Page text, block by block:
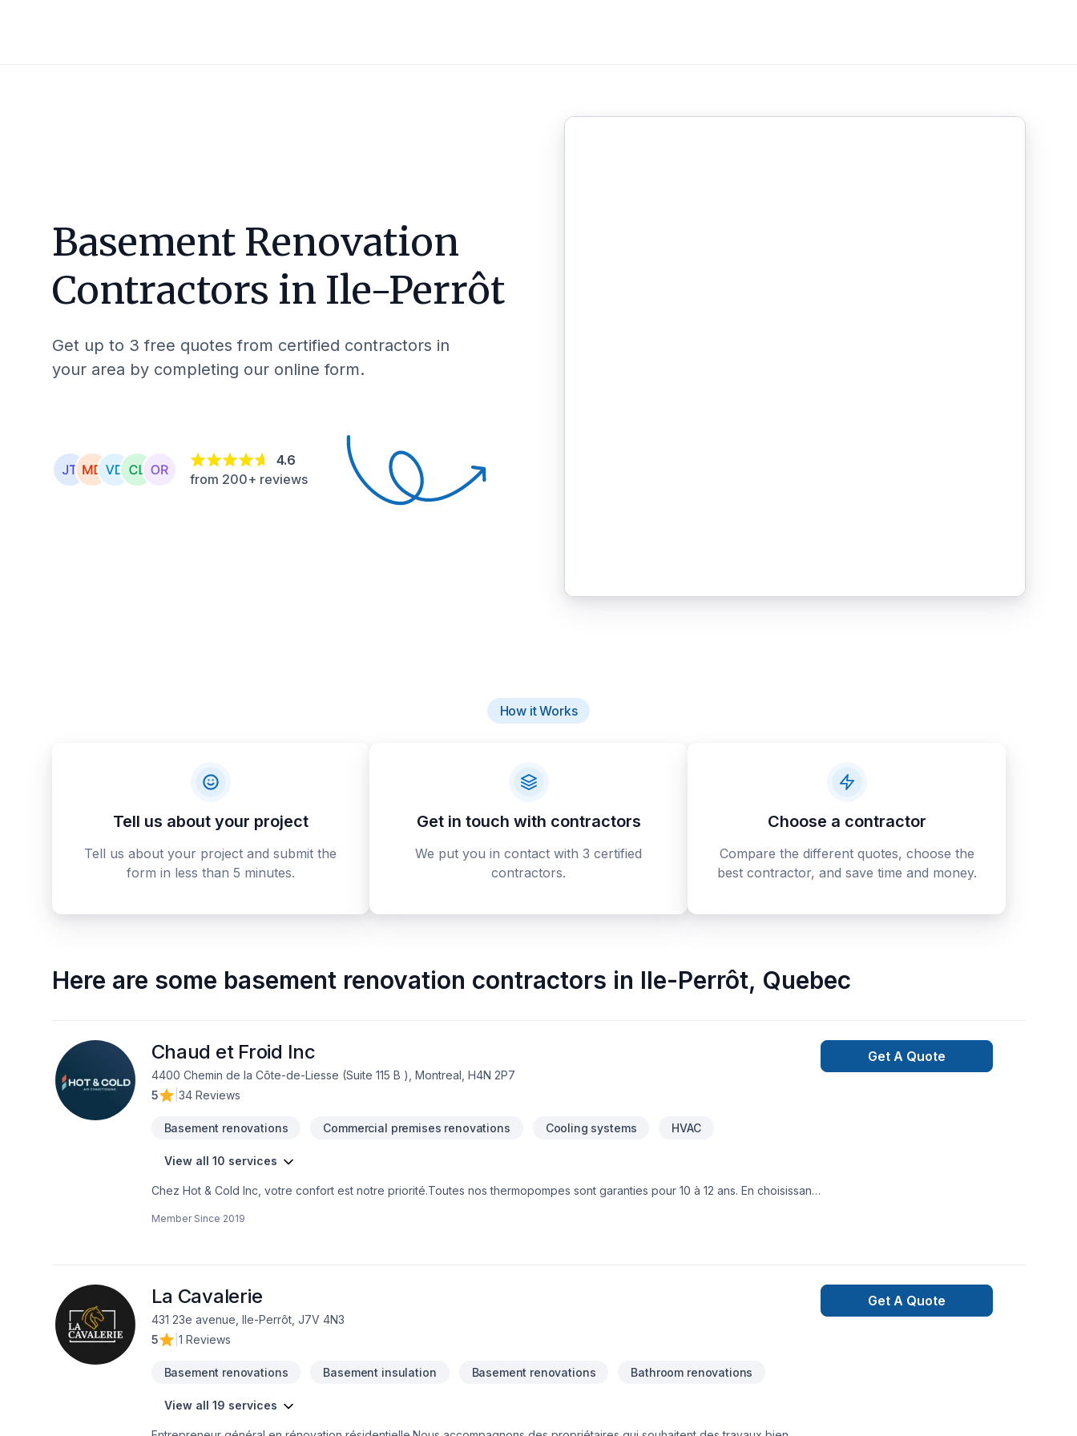
Basement Renovation
Contractors in Ile-Perrôt
Get up to 3 free quotes from certified contractors in
your area by completing our online form.
4.6
from 200+ reviews
How it Works
Tell us about your project
Tell us about your project and submit the
form in less than 5 minutes.
Get in touch with contractors
We put you in contact with 3 certified
contractors.
Choose a contractor
Compare the different quotes, choose the
best contractor, and save time and money.
Here are some basement renovation contractors in Ile-Perrôt, Quebec
Chaud et Froid Inc
4400 Chemin de la Côte-de-Liesse (Suite 115 B ), Montreal, H4N 2P7
5
34 Reviews
Basement renovations Commercial premises renovations Cooling systems HVAC
View all 10 services
Chez Hot & Cold Inc, votre confort est notre priorité.Toutes nos thermopompes sont garanties pour 10 à 12 ans. En choisissant
confort.Faites confiance à notre équipe dévouée à satisfaire vos besoins!
Member Since 2019
Get A Quote
La Cavalerie
431 23e avenue, Ile-Perrôt, J7V 4N3
5
1 Reviews
Basement renovations Basement insulation Basement renovations Bathroom renovations
View all 19 services
Get A Quote